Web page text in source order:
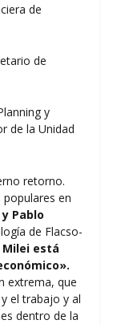
de
de
y
de la Unidad
retorno.
en
Pablo
de Flacso-
está
extrema, que
el trabajo y al
dentro de la